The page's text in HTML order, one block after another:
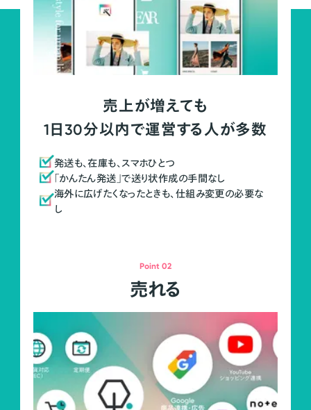
売上が増えても
1日30分以内で運営する人が多数
発送も、在庫も、スマホひとつ
「かんたん発送」で送り状作成の手間なし
海外に広げたくなったときも、仕組み変更の必要な
し
Point 02
売れる